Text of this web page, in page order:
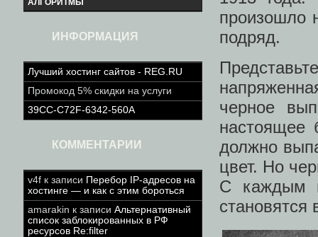
АЛГОРИТМЫ
ИНФОРМАЦИЯ
Лучший хостинг сайтов - REG.RU
Промокод 5% скидки на услуги
39CC-C72F-6342-560A
КОММЕНТАРИИ
v4f к записи Перебор IP-адресов на
хостинге — и как с этим бороться
amarakin к записи Альтернативный
список заблокированных в РФ
ресурсов Re:filter
произошло
подряд.
черное
настоящее
должно
цвет. Но
С каждым
становятся